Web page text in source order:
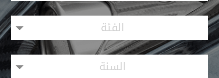
الفئة
السنة